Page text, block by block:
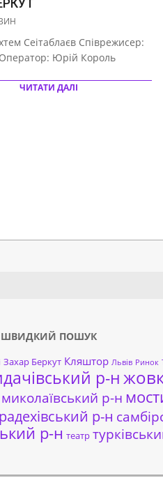
Сеітаблаєв Співрежисер:
Юрій Король
ЧИТАТИ ДАЛІ
ШВИДКИЙ ПОШУК
Захар Беркут Кляштор Львів Ринок
р-н
миколаївський р-н
радехівський р-н
р-н театр